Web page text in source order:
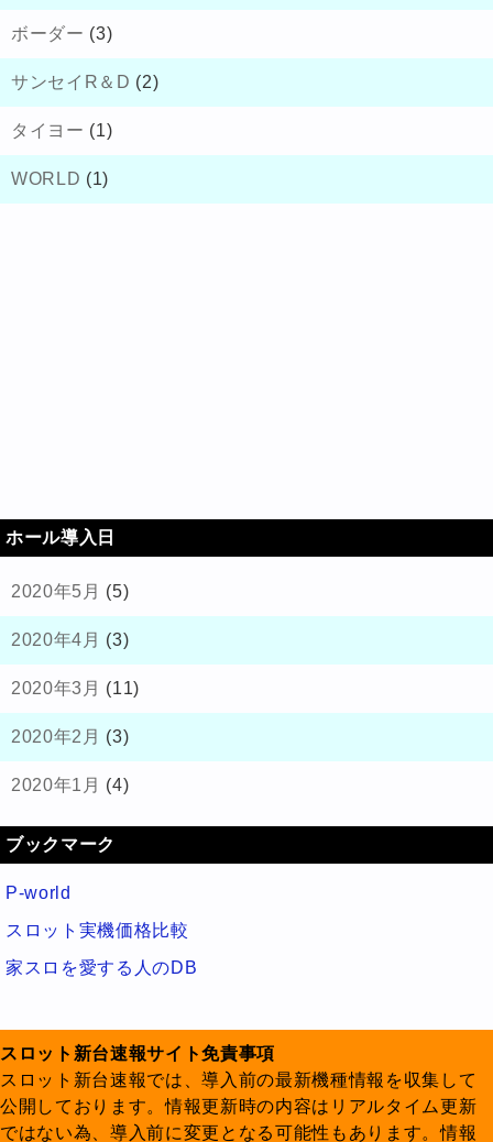
ボーダー (3)
サンセイR＆D (2)
タイヨー (1)
WORLD (1)
ホール導入日
2020年5月 (5)
2020年4月 (3)
2020年3月 (11)
2020年2月 (3)
2020年1月 (4)
ブックマーク
P-world
スロット実機価格比較
家スロを愛する人のDB
スロット新台速報サイト免責事項
スロット新台速報では、導入前の最新機種情報を収集して
公開しております。情報更新時の内容はリアルタイム更新
ではない為、導入前に変更となる可能性もあります。情報